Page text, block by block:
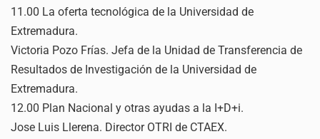
11.00 La oferta tecnológica de la Universidad de
Extremadura.
Victoria Pozo Frías. Jefa de la Unidad de Transferencia de
Resultados de Investigación de la Universidad de
Extremadura.
12.00 Plan Nacional y otras ayudas a la I+D+i.
Jose Luis Llerena. Director OTRI de CTAEX.